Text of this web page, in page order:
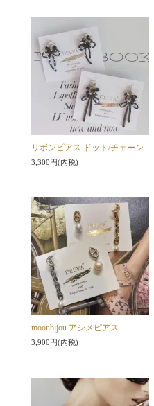
リボンピアス ドット/チェーン
3,300円(内税)
moonbijou アシメピアス
3,900円(内税)